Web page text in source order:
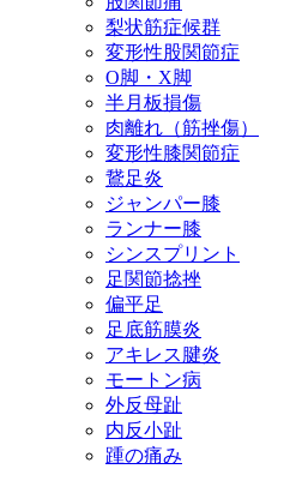
梨状筋症候群
変形性股関節症
O脚・X脚
半月板損傷
肉離れ（筋挫傷）
変形性膝関節症
鵞足炎
ジャンパー膝
ランナー膝
シンスプリント
足関節捻挫
偏平足
足底筋膜炎
アキレス腱炎
モートン病
外反母趾
内反小趾
踵の痛み